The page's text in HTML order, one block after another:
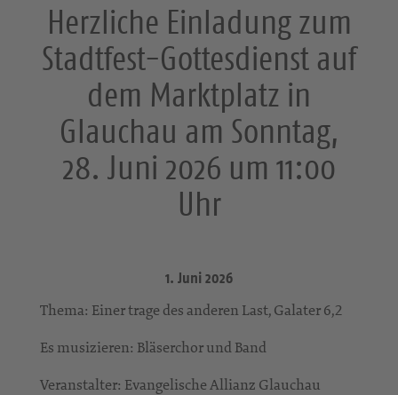
Herzliche Einladung zum
Stadtfest-Gottesdienst auf
dem Marktplatz in
Glauchau am Sonntag,
28. Juni 2026 um 11:00
Uhr
1. Juni 2026
Thema: Einer trage des anderen Last, Galater 6,2
Es musizieren: Bläserchor und Band
Veranstalter: Evangelische Allianz Glauchau